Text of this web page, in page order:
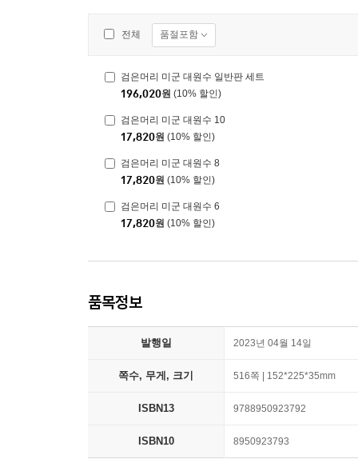
전체 품절포함
검은머리 미군 대원수 일반판 세트
196,020원 (10% 할인)
검은머리 미군 대원수 10
17,820원 (10% 할인)
검은머리 미군 대원수 8
17,820원 (10% 할인)
검은머리 미군 대원수 6
17,820원 (10% 할인)
품목정보
발행일 2023년 04월 14일
쪽수, 무게, 크기 516쪽 | 152*225*35mm
ISBN13 9788950923792
ISBN10 8950923793